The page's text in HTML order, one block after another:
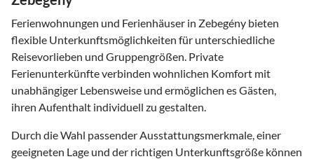
Ferienwohnungen und Ferienhäuser in Zebegény bieten
flexible Unterkunftsmöglichkeiten für unterschiedliche
Reisevorlieben und Gruppengrößen. Private
Ferienunterkünfte verbinden wohnlichen Komfort mit
unabhängiger Lebensweise und ermöglichen es Gästen,
ihren Aufenthalt individuell zu gestalten.
Durch die Wahl passender Ausstattungsmerkmale, einer
geeigneten Lage und der richtigen Unterkunftsgröße können